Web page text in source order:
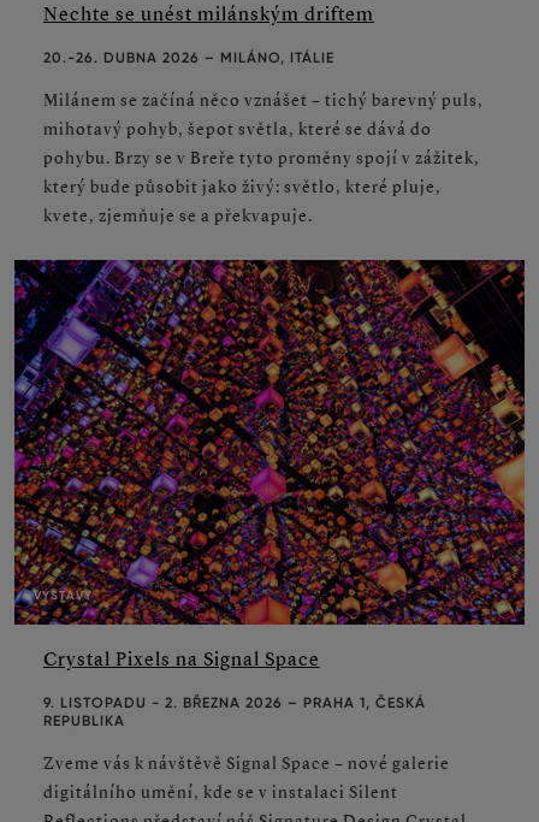
Nechte se unést milánským driftem
20.-26. DUBNA 2026 – MILÁNO, ITÁLIE
Milánem se začíná něco vznášet – tichý barevný puls,
mihotavý pohyb, šepot světla, které se dává do
pohybu. Brzy se v Breře tyto proměny spojí v zážitek,
který bude působit jako živý: světlo, které pluje,
kvete, zjemňuje se a překvapuje.
VÝSTAVY
Crystal Pixels na Signal Space
9. LISTOPADU - 2. BŘEZNA 2026 – PRAHA 1, ČESKÁ
REPUBLIKA
Zveme vás k návštěvě Signal Space – nové galerie
digitálního umění, kde se v instalaci Silent